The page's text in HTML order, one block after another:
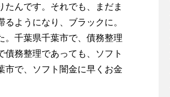
んです。それでも、まだま
ようになり、ブラックに。
。千葉県千葉市で、債務整理
務整理であっても、ソフト
市で、ソフト闇金に早くお金